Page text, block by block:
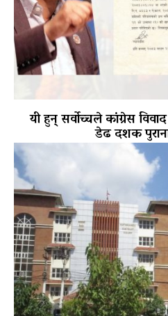
यी हुन् सर्वोच्चले कांग्रेस
डेढ दशक